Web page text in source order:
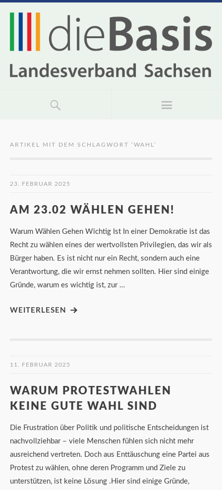
ARTIKEL MIT DEM SCHLAGWORT ‘ WAHL ’
23. FEBRUAR 2025
AM 23.02 WÄHLEN GEHEN!
Warum Wählen Gehen Wichtig Ist In einer Demokratie ist das
Recht zu wählen eines der wertvollsten Privilegien, das wir als
Bürger haben. Es ist nicht nur ein Recht, sondern auch eine
Verantwortung, die wir ernst nehmen sollten. Hier sind einige
Gründe, warum es wichtig ist, zur …
WEITERLESEN
11. FEBRUAR 2025
WARUM PROTESTWAHLEN
KEINE GUTE WAHL SIND
Die Frustration über Politik und politische Entscheidungen ist
nachvollziehbar – viele Menschen fühlen sich nicht mehr
ausreichend vertreten. Doch aus Enttäuschung eine Partei aus
Protest zu wählen, ohne deren Programm und Ziele zu
unterstützen, ist keine Lösung .Hier sind einige Gründe,